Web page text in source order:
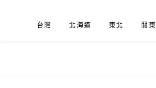
台灣 北海道 東北 關東